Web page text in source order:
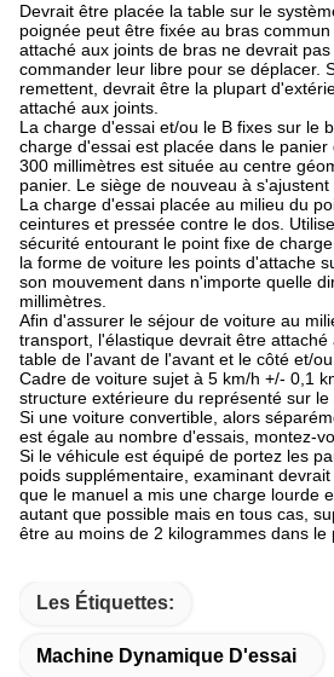
Devrait être placée la table sur le
poignée peut être fixée au bras
attaché aux joints de bras ne devrait
commander leur libre pour se déplacer.
remettent, devrait être la plupart
attaché aux joints.
La charge d'essai et/ou le B fixes sur le
charge d'essai est placée dans le
300 millimètres est située au centre
panier. Le siège de nouveau à s'ajustent
La charge d'essai placée au milieu du
ceintures et pressée contre le dos.
sécurité entourant le point fixe de
la forme de voiture les points d'attache
son mouvement dans n'importe quelle
millimètres.
Afin d'assurer le séjour de voiture au
transport, l'élastique devrait être attaché
table de l'avant de l'avant et le côté et/ou
Cadre de voiture sujet à 5 km/h +/- 0,1
structure extérieure du représenté sur le
Si une voiture convertible, alors
est égale au nombre d'essais, montez-
Si le véhicule est équipé de portez les
poids supplémentaire, examinant
que le manuel a mis une charge lourde
autant que possible mais en tous cas,
être au moins de 2 kilogrammes dans le
Les Étiquettes:
Machine Dynamique D'essai